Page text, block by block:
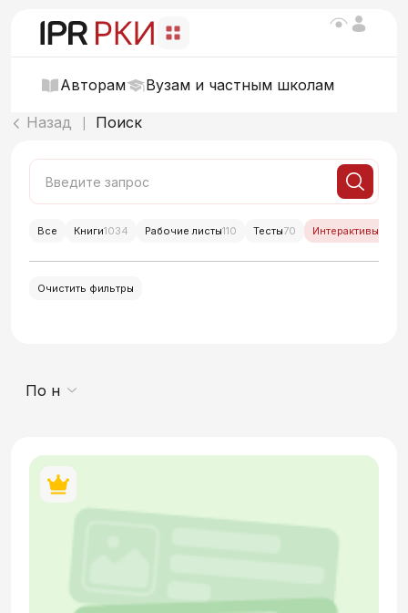
Авторам Вузам и частным школам
Назад Поиск
Все Книги1034 Рабочие листы110 Тесты70 Интерактивы
Очистить фильтры
По новизне